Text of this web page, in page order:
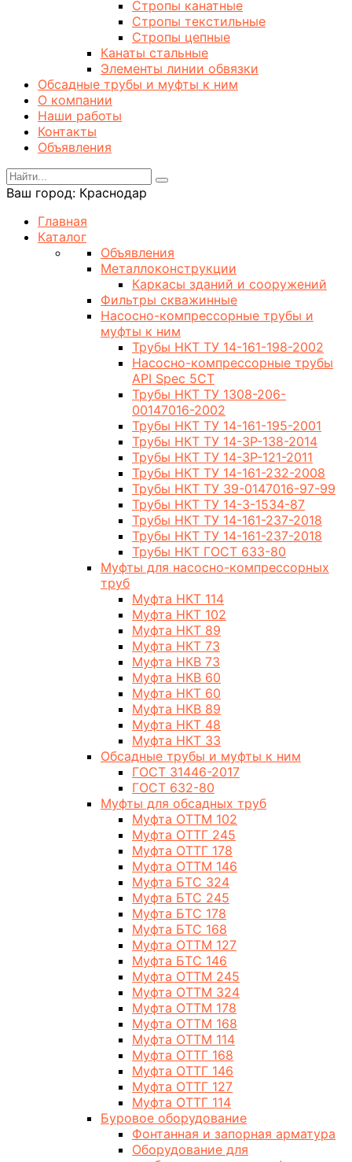
Стропы канатные
Стропы текстильные
Стропы цепные
Канаты стальные
Элементы линии обвязки
Обсадные трубы и муфты к ним
О компании
Наши работы
Контакты
Объявления
Ваш город: Краснодар
Главная
Каталог
Объявления
Металлоконструкции
Каркасы зданий и сооружений
Фильтры скважинные
Насосно-компрессорные трубы и
муфты к ним
Трубы НКТ ТУ 14-161-198-2002
Насосно-компрессорные трубы
API Spec 5CT
Трубы НКТ ТУ 1308-206-
00147016-2002
Трубы НКТ ТУ 14-161-195-2001
Трубы НКТ ТУ 14-3Р-138-2014
Трубы НКТ ТУ 14-3Р-121-2011
Трубы НКТ ТУ 14-161-232-2008
Трубы НКТ ТУ 39-0147016-97-99
Трубы НКТ ТУ 14-3-1534-87
Трубы НКТ ТУ 14-161-237-2018
Трубы НКТ ТУ 14-161-237-2018
Трубы НКТ ГОСТ 633-80
Муфты для насосно-компрессорных
труб
Муфта НКТ 114
Муфта НКТ 102
Муфта НКТ 89
Муфта НКТ 73
Муфта НКВ 73
Муфта НКВ 60
Муфта НКТ 60
Муфта НКВ 89
Муфта НКТ 48
Муфта НКТ 33
Обсадные трубы и муфты к ним
ГОСТ 31446-2017
ГОСТ 632-80
Муфты для обсадных труб
Муфта ОТТМ 102
Муфта ОТТГ 245
Муфта ОТТГ 178
Муфта ОТТМ 146
Муфта БТС 324
Муфта БТС 245
Муфта БТС 178
Муфта БТС 168
Муфта ОТТМ 127
Муфта БТС 146
Муфта ОТТМ 245
Муфта ОТТМ 324
Муфта ОТТМ 178
Муфта ОТТМ 168
Муфта ОТТМ 114
Муфта ОТТГ 168
Муфта ОТТГ 146
Муфта ОТТГ 127
Муфта ОТТГ 114
Буровое оборудование
Фонтанная и запорная арматура
Оборудование для